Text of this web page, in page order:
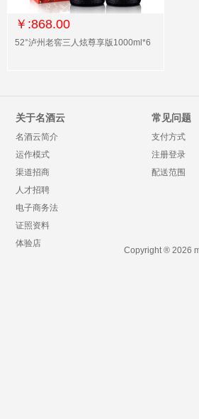
￥:868.00
52°泸州老窖三人炫尊享版1000ml*6
关于名酒云
名酒云简介
运作模式
渠道招商
人才招聘
电子商务法
证照资料
体验店
常见问题
支付方式
注册登录
配送范围
Copyright ® 2026